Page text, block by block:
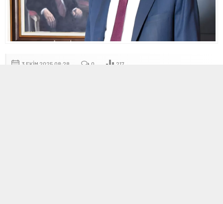
3 EKIM 2025 08:28 0 217